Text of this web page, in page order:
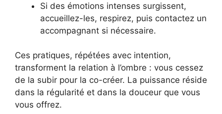
Si des émotions intenses surgissent,
accueillez-les, respirez, puis contactez un
accompagnant si nécessaire.
Ces pratiques, répétées avec intention,
transforment la relation à l’ombre : vous cessez
de la subir pour la co-créer. La puissance réside
dans la régularité et dans la douceur que vous
vous offrez.